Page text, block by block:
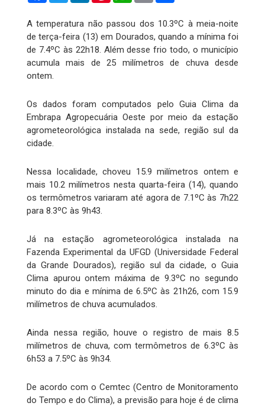
A temperatura não passou dos 10.3ºC à meia-noite
de terça-feira (13) em Dourados, quando a mínima foi
de 7.4ºC às 22h18. Além desse frio todo, o município
acumula mais de 25 milímetros de chuva desde
ontem.
Os dados foram computados pelo Guia Clima da
Embrapa Agropecuária Oeste por meio da estação
agrometeorológica instalada na sede, região sul da
cidade.
Nessa localidade, choveu 15.9 milímetros ontem e
mais 10.2 milímetros nesta quarta-feira (14), quando
os termômetros variaram até agora de 7.1ºC às 7h22
para 8.3ºC às 9h43.
Já na estação agrometeorológica instalada na
Fazenda Experimental da UFGD (Universidade Federal
da Grande Dourados), região sul da cidade, o Guia
Clima apurou ontem máxima de 9.3ºC no segundo
minuto do dia e mínima de 6.5ºC às 21h26, com 15.9
milímetros de chuva acumulados.
Ainda nessa região, houve o registro de mais 8.5
milímetros de chuva, com termômetros de 6.3ºC às
6h53 a 7.5ºC às 9h34.
De acordo com o Cemtec (Centro de Monitoramento
do Tempo e do Clima), a previsão para hoje é de clima